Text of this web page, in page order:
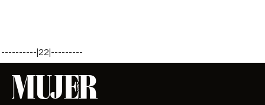
----------|22|---------